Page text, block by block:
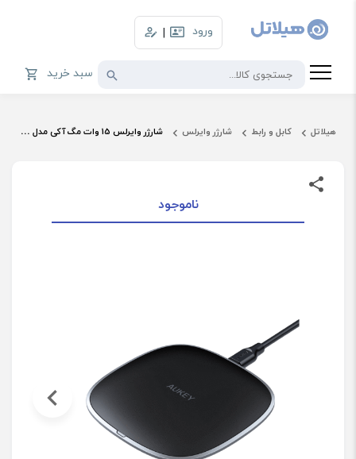
ورود |
سبد خرید
هیلاتل کابل و رابط شارژر وایرلس شارژر وایرلس 15 وات مگ آکی مدل LC-C6
ناموجود